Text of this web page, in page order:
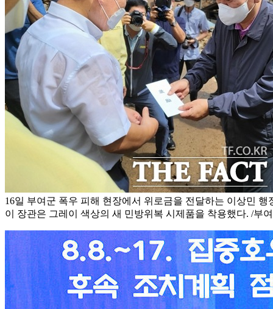
16일 부여군 폭우 피해 현장에서 위로금을 전달하는 이상민 행
이 장관은 그레이 색상의 새 민방위복 시제품을 착용했다. /부